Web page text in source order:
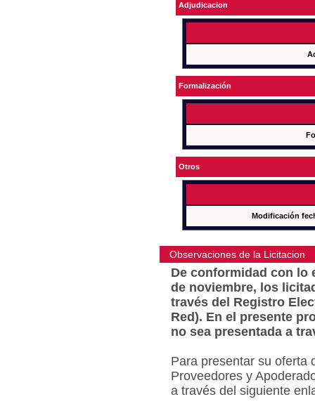
Adjudicacion
Formalización
Otros
Modificación
Observaciones de la Licitacion
De conformidad con lo
de noviembre, los
través del Registro
Red). En el presente
no sea presentada a
Para presentar su oferta
Proveedores y
a través del siguiente